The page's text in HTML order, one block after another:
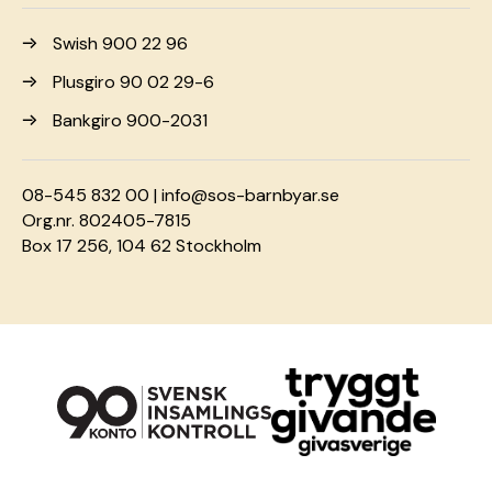
Swish 900 22 96
Plusgiro 90 02 29-6
Bankgiro 900-2031
08-545 832 00 |info@sos-barnbyar.se
Org.nr. 802405-7815
Box 17 256, 104 62 Stockholm